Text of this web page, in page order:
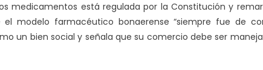
medicamentos está regulada por la Constitución y
modelo farmacéutico bonaerense “siempre fue de
un bien social y señala que su comercio debe ser